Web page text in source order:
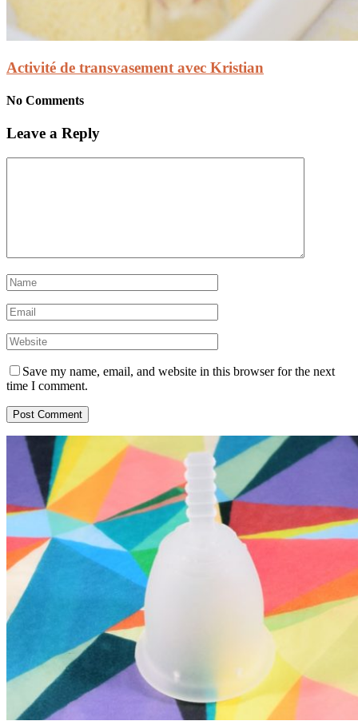
Activité de transvasement avec Kristian
No Comments
Leave a Reply
Save my name, email, and website in this browser for the next
time I comment.